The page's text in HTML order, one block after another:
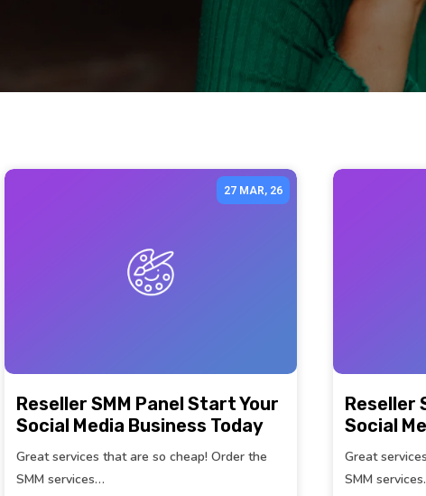
Reseller SMM Panel Start Your
Social Media Business Today
27 MAR, 26
Great services that are so cheap! Order the
SMM services…
Reseller
Social
Great
SMM